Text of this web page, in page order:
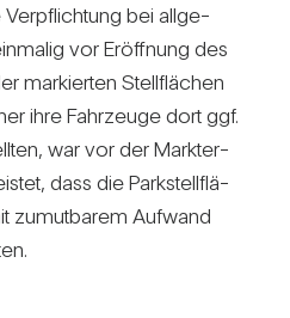
Ver­pflich­tung bei all­ge­
vor Eröff­nung des
mar­kierten Stell­flä­chen
ihre Fahr­zeuge dort ggf.
war vor der Markt­er­
dass die Park­stell­flä­
zumut­barem Auf­wand